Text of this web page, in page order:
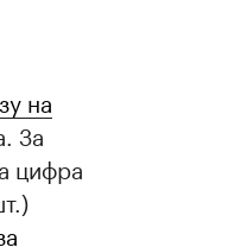
на
За
цифра